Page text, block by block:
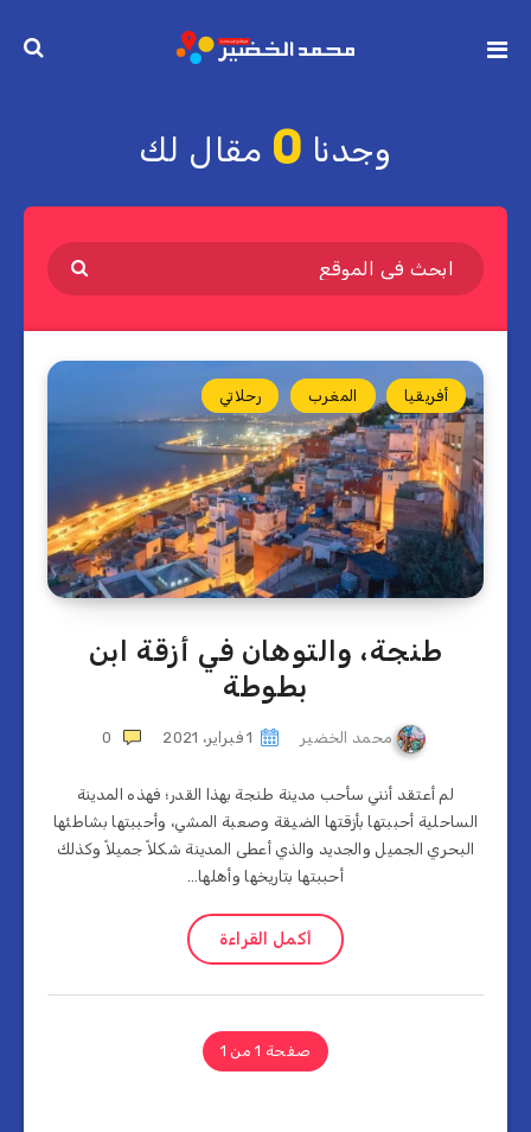
وجدنا 0 مقال لك
أفريقيا المغرب رحلاتي
طنجة، والتوهان في أزقة ابن
بطوطة
محمد الخضير 1 فبراير، 2021 0
لم أعتقد أنني سأحب مدينة طنجة بهذا القدر؛ فهذه المدينة
الساحلية أحببتها بأزقتها الضيقة وصعبة المشي، وأحببتها بشاطئها
البحري الجميل والجديد والذي أعطى المدينة شكلاً جميلاً وكذلك
أحببتها بتاريخها وأهلها…
أكمل القراءة
صفحة 1 من 1